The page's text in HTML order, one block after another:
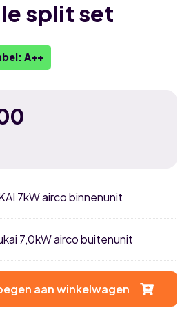
split set
A++
7kW airco binnenunit
7,0kW airco buitenunit
aan winkelwagen